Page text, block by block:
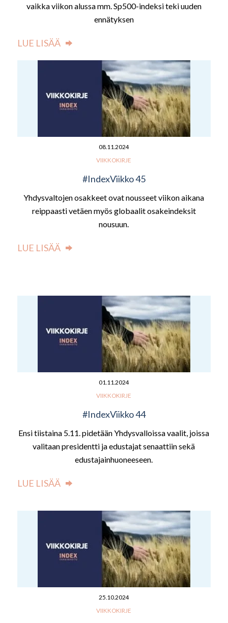
vaikka viikon alussa mm. Sp500-indeksi teki uuden
ennätyksen
LUE LISÄÄ
08.11.2024
VIIKKOKIRJE
#IndexViikko 45
Yhdysvaltojen osakkeet ovat nousseet viikon aikana
reippaasti vetäen myös globaalit osakeindeksit
nousuun.
LUE LISÄÄ
01.11.2024
VIIKKOKIRJE
#IndexViikko 44
Ensi tiistaina 5.11. pidetään Yhdysvalloissa vaalit, joissa
valitaan presidentti ja edustajat senaattiin sekä
edustajainhuoneeseen.
LUE LISÄÄ
25.10.2024
VIIKKOKIRJE